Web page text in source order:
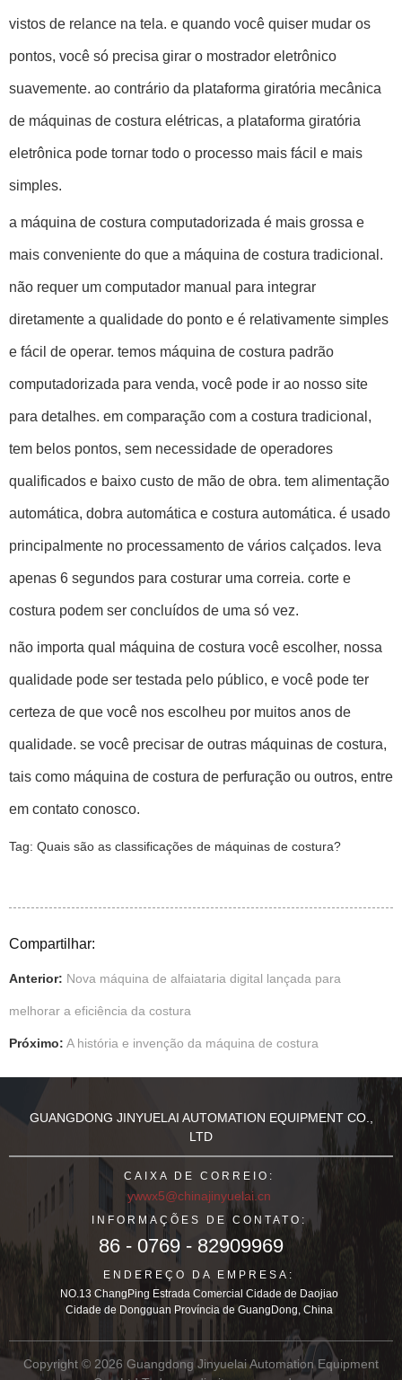
vistos de relance na tela. e quando você quiser mudar os
pontos, você só precisa girar o mostrador eletrônico
suavemente. ao contrário da plataforma giratória mecânica
de máquinas de costura elétricas, a plataforma giratória
eletrônica pode tornar todo o processo mais fácil e mais
simples.
a máquina de costura computadorizada é mais grossa e
mais conveniente do que a máquina de costura tradicional.
não requer um computador manual para integrar
diretamente a qualidade do ponto e é relativamente simples
e fácil de operar. temos máquina de costura padrão
computadorizada para venda, você pode ir ao nosso site
para detalhes. em comparação com a costura tradicional,
tem belos pontos, sem necessidade de operadores
qualificados e baixo custo de mão de obra. tem alimentação
automática, dobra automática e costura automática. é usado
principalmente no processamento de vários calçados. leva
apenas 6 segundos para costurar uma correia. corte e
costura podem ser concluídos de uma só vez.
não importa qual máquina de costura você escolher, nossa
qualidade pode ser testada pelo público, e você pode ter
certeza de que você nos escolheu por muitos anos de
qualidade. se você precisar de outras máquinas de costura,
tais como máquina de costura de perfuração ou outros, entre
em contato conosco.
Tag: Quais são as classificações de máquinas de costura?
Compartilhar:
Anterior: Nova máquina de alfaiataria digital lançada para
melhorar a eficiência da costura
Próximo: A história e invenção da máquina de costura
GUANGDONG JINYUELAI AUTOMATION EQUIPMENT CO.,
LTD
CAIXA DE CORREIO:
ywwx5@chinajinyuelai.cn
INFORMAÇÕES DE CONTATO:
86 - 0769 - 82909969
ENDEREÇO DA EMPRESA:
NO.13 ChangPing Estrada Comercial Cidade de Daojiao
Cidade de Dongguan Província de GuangDong, China
Copyright © 2026 Guangdong Jinyuelai Automation Equipment